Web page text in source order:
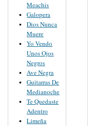
Meachis
Galopera
Dios Nunca
Muere
Yo Vendo
Unos Ojos
Negros
Ave Negra
Guitarras De
Medianoche
Te Quedaste
Adentro
Limeña